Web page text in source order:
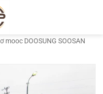
mooc DOOSUNG SOOSAN